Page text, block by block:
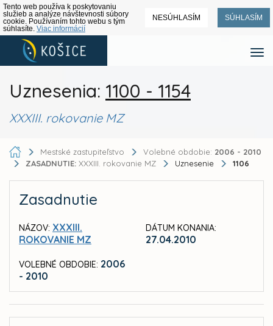
Tento web používa k poskytovaniu
služieb a analýze návštevnosti súbory
cookie. Používaním tohto webu s tým
súhlasíte. Viac informácií
NESÚHLASÍM SÚHLASÍM
Uznesenia: 1100 - 1154
XXXIII. rokovanie MZ
Mestské zastupiteľstvo Volebné obdobie: 2006 - 2010
ZASADNUTIE: XXXIII. rokovanie MZ Uznesenie 1106
Zasadnutie
NÁZOV: XXXIII.
ROKOVANIE MZ
VOLEBNÉ OBDOBIE: 2006
- 2010
DÁTUM KONANIA:
27.04.2010